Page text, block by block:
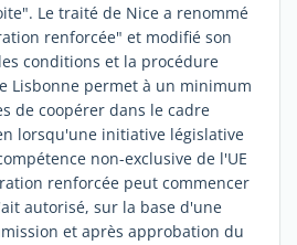
Le traité de Nice a renommé
renforcée" et modifié son
conditions et la procédure
Lisbonne permet à un minimum
de coopérer dans le cadre
lorsqu'une initiative législative
non-exclusive de l'UE
renforcée peut commencer
autorisé, sur la base d'une
et après approbation du